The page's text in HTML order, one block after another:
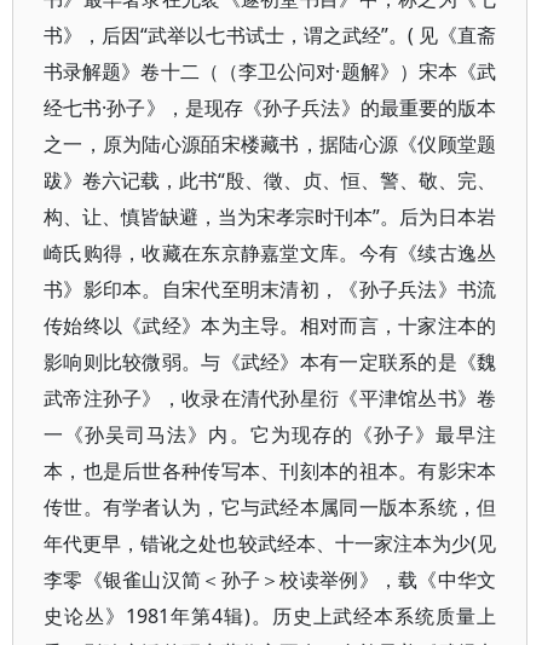
书》，后因“武举以七书试士，谓之武经”。( 见《直斋
书录解题》卷十二（（李卫公问对·题解》）宋本《武
经七书·孙子》，是现存《孙子兵法》的最重要的版本
之一，原为陆心源皕宋楼藏书，据陆心源《仪顾堂题
跋》卷六记载，此书“殷、徵、贞、恒、警、敬、完、
构、让、慎皆缺避，当为宋孝宗时刊本”。后为日本岩
崎氏购得，收藏在东京静嘉堂文库。今有《续古逸丛
书》影印本。自宋代至明末清初，《孙子兵法》书流
传始终以《武经》本为主导。相对而言，十家注本的
影响则比较微弱。与《武经》本有一定联系的是《魏
武帝注孙子》，收录在清代孙星衍《平津馆丛书》卷
一《孙吴司马法》内。它为现存的《孙子》最早注
本，也是后世各种传写本、刊刻本的祖本。有影宋本
传世。有学者认为，它与武经本属同一版本系统，但
年代更早，错讹之处也较武经本、十一家注本为少(见
李零《银雀山汉简＜孙子＞校读举例》，载《中华文
史论丛》1981年第4辑)。历史上武经本系统质量上